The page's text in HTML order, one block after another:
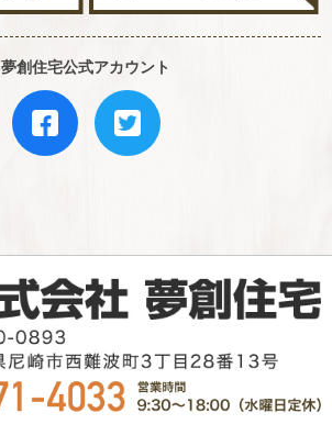
夢創住宅公式アカウント